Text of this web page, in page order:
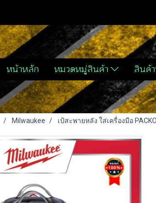
หน้าหลัก หมวดหมู่สินค้า สินค้
Milwaukee เป้สะพายหลัง ใส่เครื่องมือ